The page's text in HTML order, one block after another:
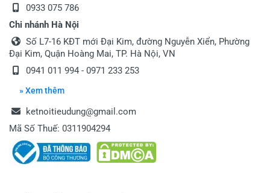
0933 075 786
Chi nhánh Hà Nội
Số L7-16 KĐT mới Đại Kim, đường Nguyễn Xiển, Phường
Đại Kim, Quận Hoàng Mai, TP. Hà Nội, VN
0941 011 994 - 0971 233 253
» Xem thêm
ketnoitieudung@gmail.com
Mã Số Thuế: 0311904294